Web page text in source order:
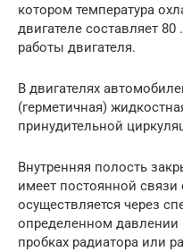
котором температура
двигателе составляет
работы двигателя.
В двигателях
(герметичная)
принудительной
Внутренняя полость
имеет постоянной
осуществляется через
определенном давлении
пробках радиатора или